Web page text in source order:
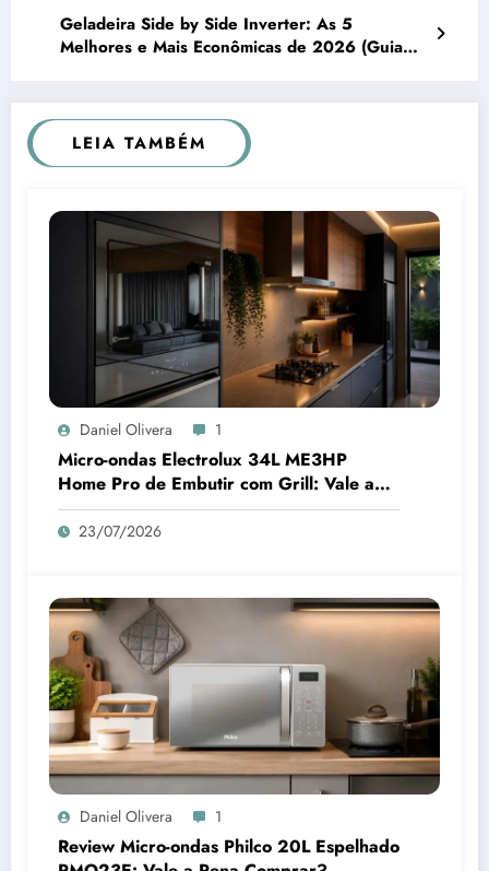
Geladeira Side by Side Inverter: As 5
Melhores e Mais Econômicas de 2026 (Guia
LEIA TAMBÉM
Daniel Olivera 1
Micro-ondas Electrolux 34L ME3HP
Home Pro de Embutir com Grill: Vale a
Pena Comprar?
23/07/2026
Daniel Olivera 1
Review Micro-ondas Philco 20L Espelhado